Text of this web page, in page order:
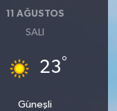
11 AĞUSTOS
SALI
23°
Güneşli